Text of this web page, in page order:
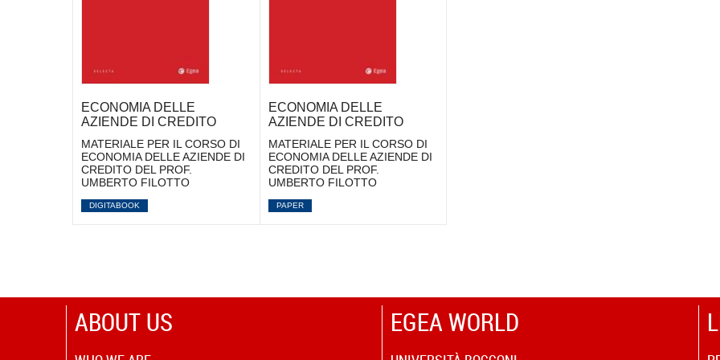
ECONOMIA DELLE
AZIENDE DI CREDITO
MATERIALE PER IL CORSO DI
ECONOMIA DELLE AZIENDE DI
CREDITO DEL PROF.
UMBERTO FILOTTO
DIGITABOOK
ECONOMIA DELLE
AZIENDE DI CREDITO
MATERIALE PER IL CORSO DI
ECONOMIA DELLE AZIENDE DI
CREDITO DEL PROF.
UMBERTO FILOTTO
PAPER
ABOUT US EGEA WORLD